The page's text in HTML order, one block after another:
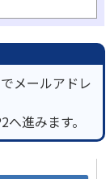
サイトの使い方
サービス
メールアドレ
進みます。